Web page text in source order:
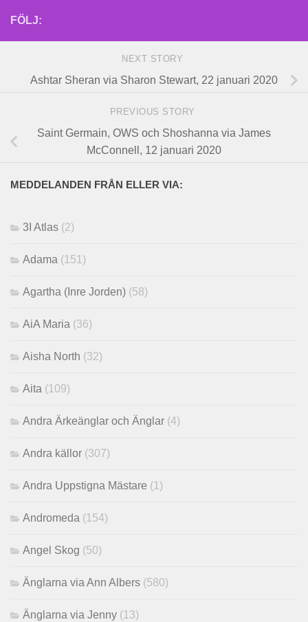
FÖLJ:
NEXT STORY
Ashtar Sheran via Sharon Stewart, 22 januari 2020
PREVIOUS STORY
Saint Germain, OWS och Shoshanna via James
McConnell, 12 januari 2020
MEDDELANDEN FRÅN ELLER VIA:
3I Atlas (2)
Adama (151)
Agartha (Inre Jorden) (58)
AiA Maria (36)
Aisha North (32)
Aita (109)
Andra Ärkeänglar och Änglar (4)
Andra källor (307)
Andra Uppstigna Mästare (1)
Andromeda (154)
Angel Skog (50)
Änglarna via Ann Albers (580)
Änglarna via Jenny (13)